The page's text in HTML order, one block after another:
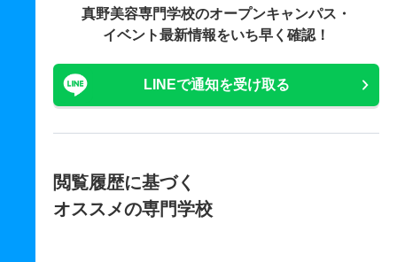
真野美容専門学校のオープンキャンパス・
イベント最新情報をいち早く確認！
LINEで通知を受け取る
閲覧履歴に基づく
オススメの専門学校